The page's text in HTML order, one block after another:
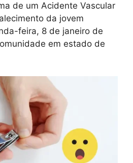
de um Acidente Vascular
da jovem
feira, 8 de janeiro de
em estado de